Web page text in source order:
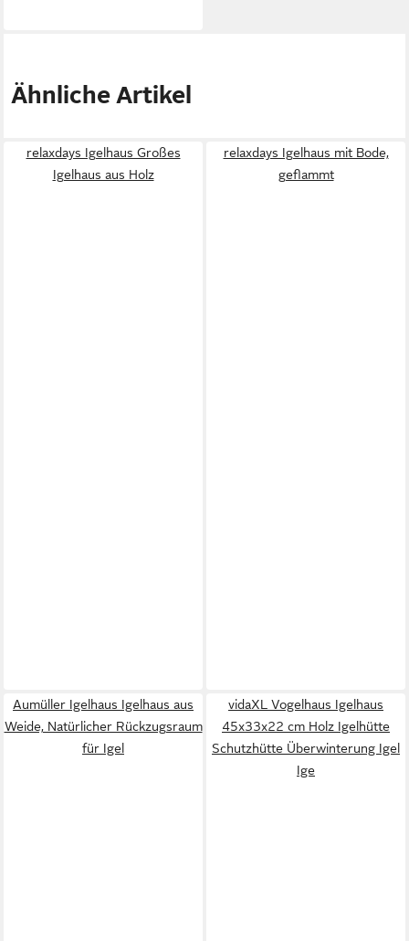
Ähnliche Artikel
relaxdays Igelhaus Großes
Igelhaus aus Holz
relaxdays Igelhaus mit Bode,
geflammt
Aumüller Igelhaus Igelhaus aus
Weide, Natürlicher Rückzugsraum
für Igel
vidaXL Vogelhaus Igelhaus
45x33x22 cm Holz Igelhütte
Schutzhütte Überwinterung Igel
Ige